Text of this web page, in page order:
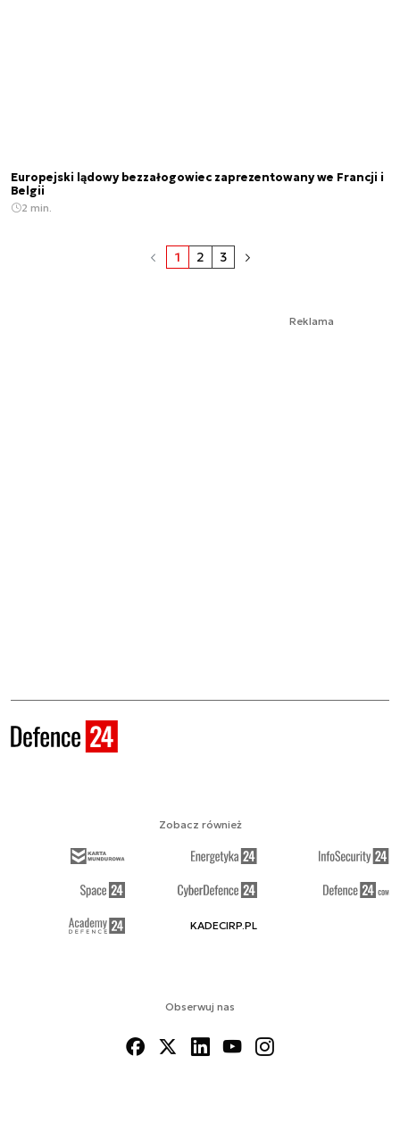
Europejski lądowy bezzałogowiec zaprezentowany we Francji i
Belgii
2 min.
1 2 3
Reklama
Obserwuj nas
Zobacz również
KADECIRP.PL